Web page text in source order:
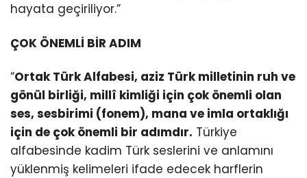
hayata geçiriliyor.”
ÇOK ÖNEMLİ BİR ADIM
“Ortak Türk Alfabesi, aziz Türk milletinin ruh ve
gönül birliği, millî kimliği için çok önemli olan
ses, sesbirimi (fonem), mana ve imla ortaklığı
için de çok önemli bir adımdır. Türkiye
alfabesinde kadim Türk seslerini ve anlamını
yüklenmiş kelimeleri ifade edecek harflerin